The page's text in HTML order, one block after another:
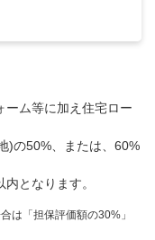
ーム等に加え住宅ロー
)の50%、または、60%
となります。
は「担保評価額の30%」